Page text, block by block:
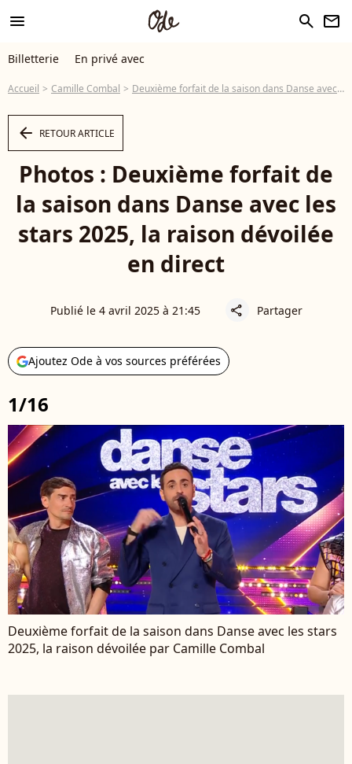
menu search newsletter
Billetterie En privé avec
Accueil Camille Combal Deuxième forfait de la saison dans Danse avec les stars 2025, la raison dévoilée en direct
arrow_left RETOUR ARTICLE
Photos : Deuxième forfait de
la saison dans Danse avec les
stars 2025, la raison dévoilée
en direct
Publié le 4 avril 2025 à 21:45 share Partager
Ajoutez Ode à vos sources préférées
1/16
Deuxième forfait de la saison dans Danse avec les stars
2025, la raison dévoilée par Camille Combal